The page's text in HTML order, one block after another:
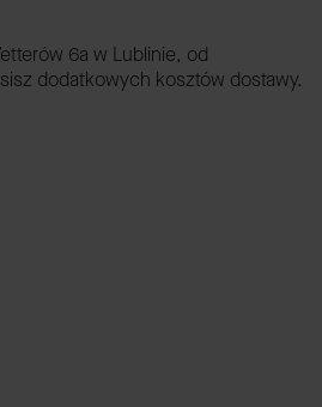
6a w Lublinie, od
dodatkowych kosztów dostawy.